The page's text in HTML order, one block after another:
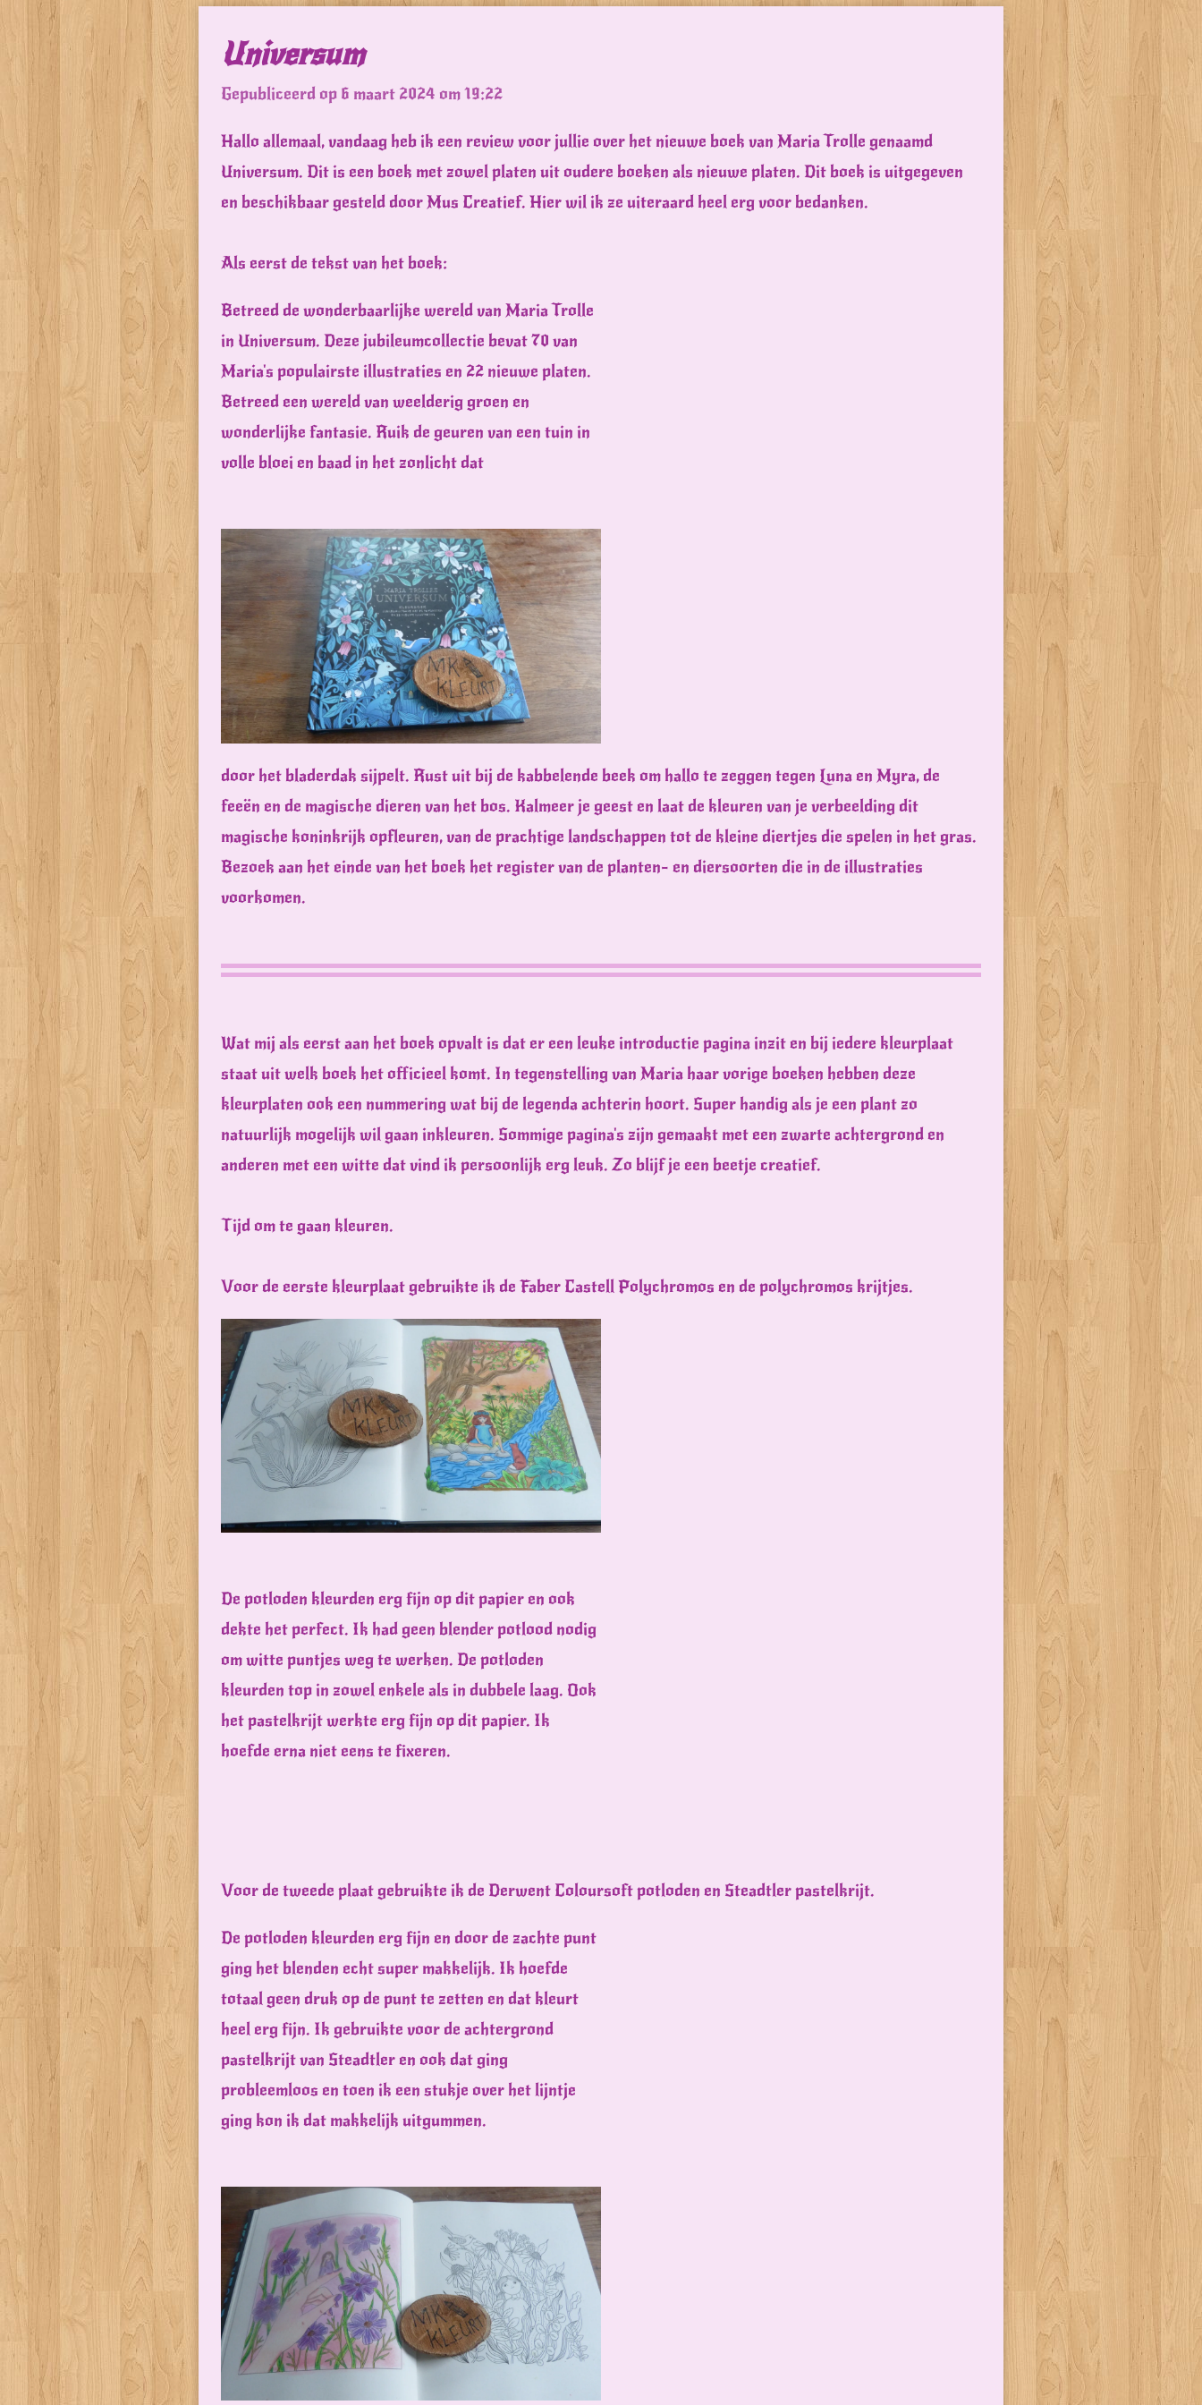
Universum
Gepubliceerd op 6 maart 2024 om 19:22
Hallo allemaal, vandaag heb ik een review voor jullie over het nieuwe boek van Maria Trolle genaamd
Universum. Dit is een boek met zowel platen uit oudere boeken als nieuwe platen. Dit boek is uitgegeven
en beschikbaar gesteld door Mus Creatief. Hier wil ik ze uiteraard heel erg voor bedanken.
Als eerst de tekst van het boek:
Betreed de wonderbaarlijke wereld van Maria Trolle
in Universum. Deze jubileumcollectie bevat 70 van
Maria's populairste illustraties en 22 nieuwe platen.
Betreed een wereld van weelderig groen en
wonderlijke fantasie. Ruik de geuren van een tuin in
volle bloei en baad in het zonlicht dat
door het bladerdak sijpelt. Rust uit bij de kabbelende beek om hallo te zeggen tegen Luna en Myra, de
feeën en de magische dieren van het bos. Kalmeer je geest en laat de kleuren van je verbeelding dit
magische koninkrijk opfleuren, van de prachtige landschappen tot de kleine diertjes die spelen in het gras.
Bezoek aan het einde van het boek het register van de planten- en diersoorten die in de illustraties
voorkomen.
Wat mij als eerst aan het boek opvalt is dat er een leuke introductie pagina inzit en bij iedere kleurplaat
staat uit welk boek het officieel komt. In tegenstelling van Maria haar vorige boeken hebben deze
kleurplaten ook een nummering wat bij de legenda achterin hoort. Super handig als je een plant zo
natuurlijk mogelijk wil gaan inkleuren. Sommige pagina's zijn gemaakt met een zwarte achtergrond en
anderen met een witte dat vind ik persoonlijk erg leuk. Zo blijf je een beetje creatief.
Tijd om te gaan kleuren.
Voor de eerste kleurplaat gebruikte ik de Faber Castell Polychromos en de polychromos krijtjes.
De potloden kleurden erg fijn op dit papier en ook
dekte het perfect. Ik had geen blender potlood nodig
om witte puntjes weg te werken. De potloden
kleurden top in zowel enkele als in dubbele laag. Ook
het pastelkrijt werkte erg fijn op dit papier. Ik
hoefde erna niet eens te fixeren.
Voor de tweede plaat gebruikte ik de Derwent Coloursoft potloden en Steadtler pastelkrijt.
De potloden kleurden erg fijn en door de zachte punt
ging het blenden echt super makkelijk. Ik hoefde
totaal geen druk op de punt te zetten en dat kleurt
heel erg fijn. Ik gebruikte voor de achtergrond
pastelkrijt van Steadtler en ook dat ging
probleemloos en toen ik een stukje over het lijntje
ging kon ik dat makkelijk uitgummen.